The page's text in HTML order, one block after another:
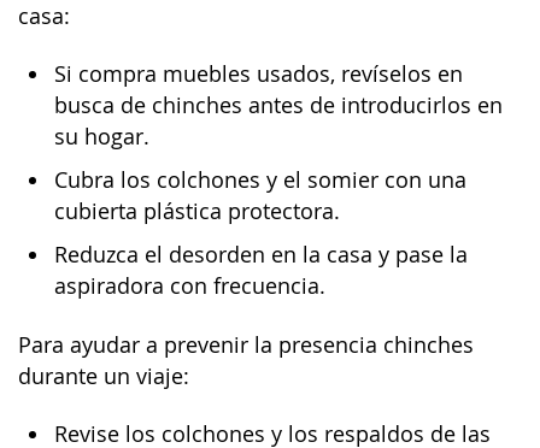
casa:
Si compra muebles usados, revíselos en
busca de chinches antes de introducirlos en
su hogar.
Cubra los colchones y el somier con una
cubierta plástica protectora.
Reduzca el desorden en la casa y pase la
aspiradora con frecuencia.
Para ayudar a prevenir la presencia chinches
durante un viaje:
Revise los colchones y los respaldos de las